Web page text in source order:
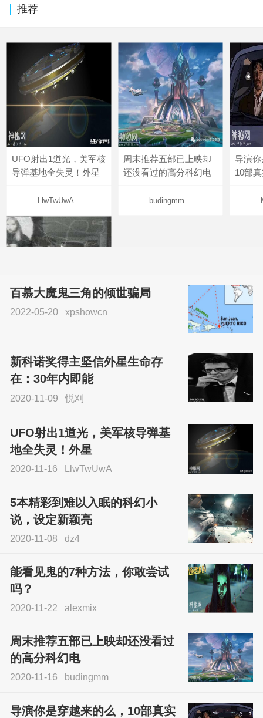
推荐
UFO射出1道光，美军核
导弹基地全失灵！外星
LlwTwUwA
周末推荐五部已上映却
还没看过的高分科幻电
budingmm
导演
10部
sskfn
百慕大魔鬼三角的倾世骗局
2022-05-20 xpshowcn
新科诺奖得主坚信外星生命存
在：30年内即能
2020-11-09 悦刈
UFO射出1道光，美军核导弹基
地全失灵！外星
2020-11-16 LlwTwUwA
5本精彩到难以入眠的科幻小
说，设定新颖亮
2020-11-08 dz4
能看见鬼的7种方法，你敢尝试
吗？
2020-11-22 alexmix
周末推荐五部已上映却还没看过
的高分科幻电
2020-11-16 budingmm
导演你是穿越来的么，10部真实